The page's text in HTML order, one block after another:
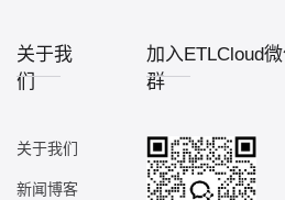
关于我
们
关于我们
新闻博客
加入ETLCloud
群